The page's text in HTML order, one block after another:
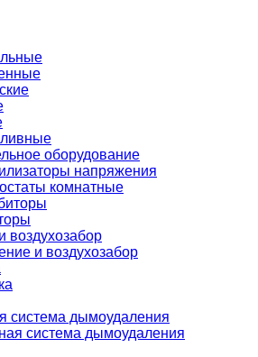
оборудование
напряжения
комнатные
воздухозабор
и воздухозабор
система дымоудаления
система дымоудаления